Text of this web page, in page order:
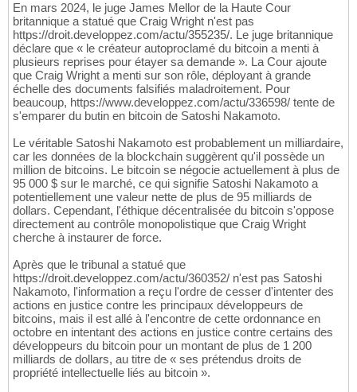
En mars 2024, le juge James Mellor de la Haute Cour
britannique a statué que Craig Wright n'est pas
https://droit.developpez.com/actu/355235/. Le juge britannique
déclare que « le créateur autoproclamé du bitcoin a menti à
plusieurs reprises pour étayer sa demande ». La Cour ajoute
que Craig Wright a menti sur son rôle, déployant à grande
échelle des documents falsifiés maladroitement. Pour
beaucoup, https://www.developpez.com/actu/336598/ tente de
s'emparer du butin en bitcoin de Satoshi Nakamoto.
Le véritable Satoshi Nakamoto est probablement un milliardaire,
car les données de la blockchain suggèrent qu'il possède un
million de bitcoins. Le bitcoin se négocie actuellement à plus de
95 000 $ sur le marché, ce qui signifie Satoshi Nakamoto a
potentiellement une valeur nette de plus de 95 milliards de
dollars. Cependant, l'éthique décentralisée du bitcoin s'oppose
directement au contrôle monopolistique que Craig Wright
cherche à instaurer de force.
Après que le tribunal a statué que
https://droit.developpez.com/actu/360352/ n'est pas Satoshi
Nakamoto, l'information a reçu l'ordre de cesser d'intenter des
actions en justice contre les principaux développeurs de
bitcoins, mais il est allé à l'encontre de cette ordonnance en
octobre en intentant des actions en justice contre certains des
développeurs du bitcoin pour un montant de plus de 1 200
milliards de dollars, au titre de « ses prétendus droits de
propriété intellectuelle liés au bitcoin ».